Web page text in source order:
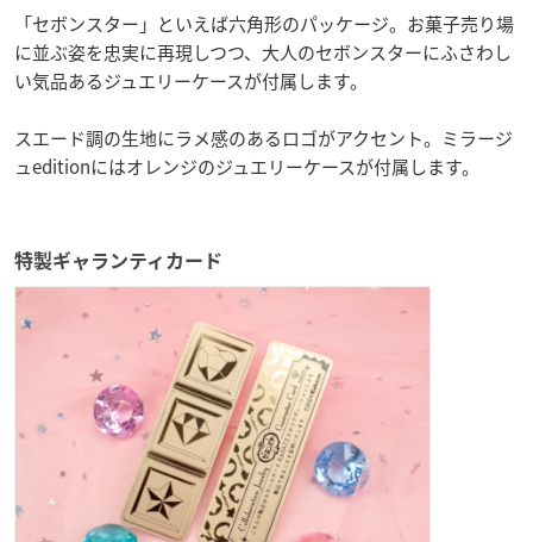
「セボンスター」といえば六角形のパッケージ。お菓子売り場
に並ぶ姿を忠実に再現しつつ、大人のセボンスターにふさわし
い気品あるジュエリーケースが付属します。
スエード調の生地にラメ感のあるロゴがアクセント。ミラージ
ュeditionにはオレンジのジュエリーケースが付属します。
特製ギャランティカード